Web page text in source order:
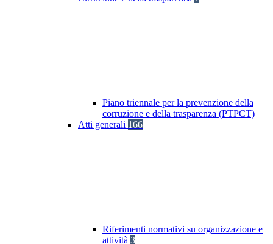
Piano triennale per la prevenzione della
corruzione e della trasparenza (PTPCT)
Atti generali 166
Riferimenti normativi su organizzazione e
attività 3